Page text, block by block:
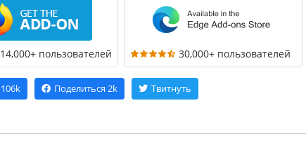
14,000+ пользователей 30,000+ пользователей
106k Поделиться 2k Твитнуть